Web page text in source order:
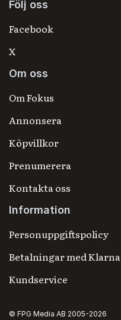
Följ oss
Facebook
X
Om oss
Om Fokus
Annonsera
Köpvillkor
Prenumerera
Kontakta oss
Information
Personuppgiftspolicy
Betalningar med Klarna
Kundservice
© FPG Media AB 2005-2026